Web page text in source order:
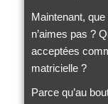
Maintenant,
n’aimes pas ?
acceptées
matricielle ?
Parce qu’au